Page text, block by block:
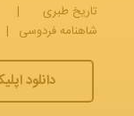
تاریخ طبری |
شاهنامه فردوسی |
دانلود